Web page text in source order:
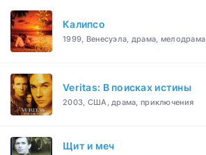
Калипсо
1999, Венесуэла, драма, мелодрама
Veritas: В поисках истины
2003, США, драма, приключения
Щит и меч